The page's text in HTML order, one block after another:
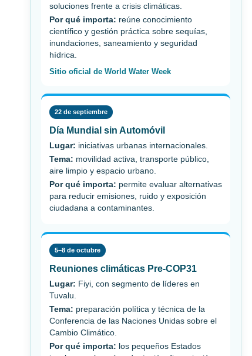
soluciones frente a crisis climáticas.
Por qué importa: reúne conocimiento
científico y gestión práctica sobre sequías,
inundaciones, saneamiento y seguridad
hídrica.
Sitio oficial de World Water Week
22 de septiembre
Día Mundial sin Automóvil
Lugar: iniciativas urbanas internacionales.
Tema: movilidad activa, transporte público,
aire limpio y espacio urbano.
Por qué importa: permite evaluar alternativas
para reducir emisiones, ruido y exposición
ciudadana a contaminantes.
5–8 de octubre
Reuniones climáticas Pre-COP31
Lugar: Fiyi, con segmento de líderes en
Tuvalu.
Tema: preparación política y técnica de la
Conferencia de las Naciones Unidas sobre el
Cambio Climático.
Por qué importa: los pequeños Estados